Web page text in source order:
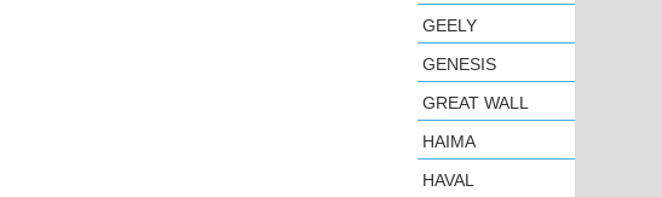
GEELY
GENESIS
GREAT WALL
HAIMA
HAVAL